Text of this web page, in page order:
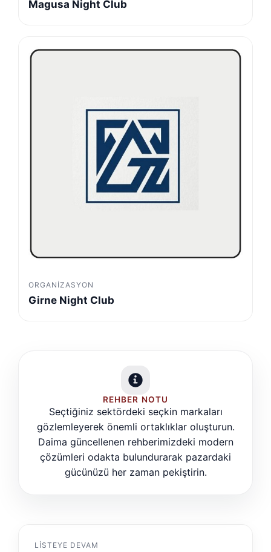
Magusa Night Club
ORGANIZASYON
Girne Night Club
REHBER NOTU
Seçtiğiniz sektördeki seçkin markaları
gözlemleyerek önemli ortaklıklar oluşturun.
Daima güncellenen rehberimizdeki modern
çözümleri odakta bulundurarak pazardaki
gücünüzü her zaman pekiştirin.
LISTEYE DEVAM